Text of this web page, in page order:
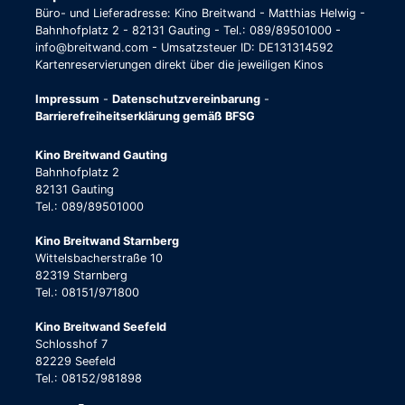
Büro- und Lieferadresse: Kino Breitwand - Matthias Helwig -
Bahnhofplatz 2 - 82131 Gauting - Tel.: 089/89501000 -
info@breitwand.com - Umsatzsteuer ID: DE131314592
Kartenreservierungen direkt über die jeweiligen Kinos
Impressum - Datenschutzvereinbarung -
Barrierefreiheitserklärung gemäß BFSG
Kino Breitwand Gauting
Bahnhofplatz 2
82131 Gauting
Tel.: 089/89501000
Kino Breitwand Starnberg
Wittelsbacherstraße 10
82319 Starnberg
Tel.: 08151/971800
Kino Breitwand Seefeld
Schlosshof 7
82229 Seefeld
Tel.: 08152/981898